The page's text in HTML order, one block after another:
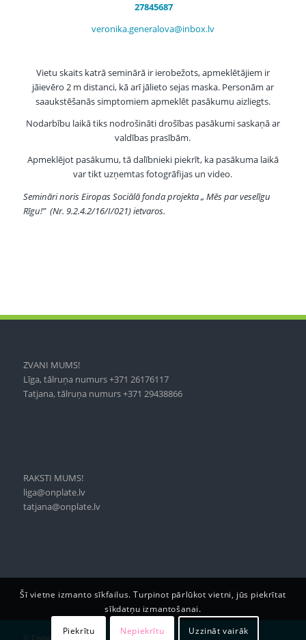
27845687
veronika.generalova@inbox.lv
Vietu skaits katrā seminārā ir ierobežots, apmeklētājiem ir
jāievēro 2 m distanci, kā arī jālieto sejas maska. Personām ar
saaukstēšanās simptomiem apmeklēt pasākumu aizliegts.
Nodarbību laikā tiks nodrošināti drošības pasākumi saskaņā ar
valdības prasībām.
Apmeklējot pasākumu, tā dalībnieki piekrīt, ka pasākuma laikā
var tikt uzņemtas fotogrāfijas un video.
Semināri noris Eiropas Sociālā fonda projekta „ Mēs par veselīgu
Rīgu!” (Nr. 9.2.4.2/16/I/021) ietvaros.
ZVANI MUMS!
Līga, tālruņa numurs +371 26176117
Tatjana, tālruņa numurs +371 29438866
RAKSTI MUMS!
liga@onplate.lv
tatjana@onplate.lv
© Copyright - OnPlate
Šī vietne izmanto sīkfailus. Turpinot pārlūkot vietni, jūs piekrītat
sīkdatņu izmantošanai.
Piekrītu
Nepiekrītu Uzzināt vairāk